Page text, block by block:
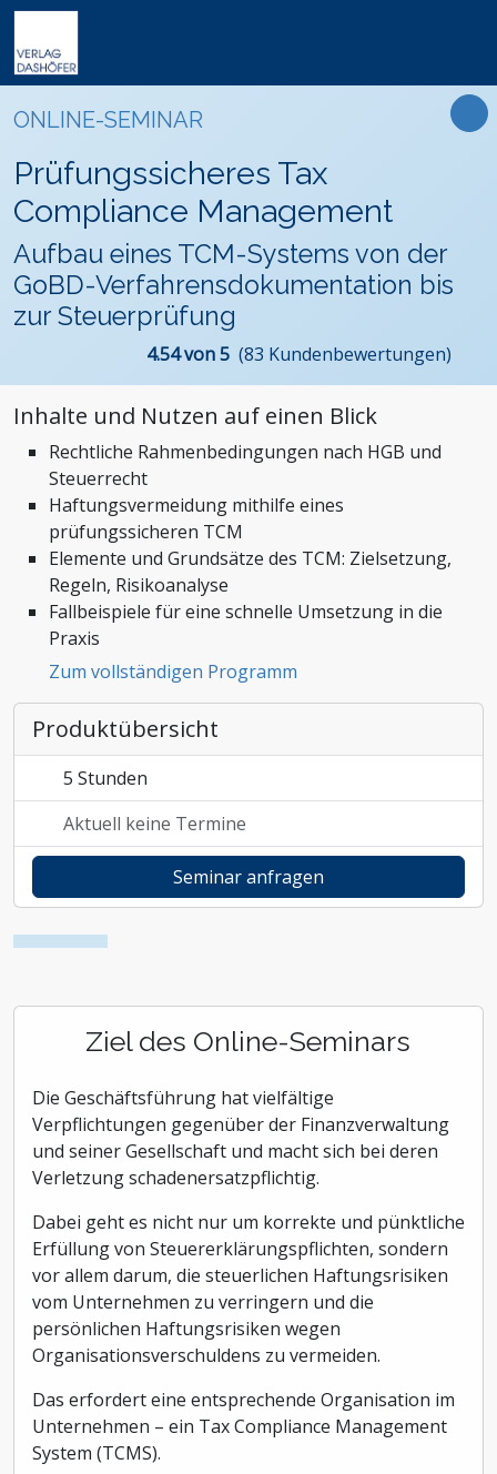
Online-Seminare
VideoCampus
Seminare
Tagungen
Inhouse
Fachbücher
Software
Wissensdatenbanken
Formulare
Arbeitsrecht
Bauwesen und Architektur
Betriebsrat und Arbeitnehmervertretung
Einkauf
Digitalisierung
Immobilien und Grundbesitz
Management und Unternehmensführung
Nachhaltigkeit
Personalmanagement und Entgeltabrechnung
Steuern, Finanzen und Controlling
Stiftungen und Non-Profit Organisationen
Zoll und Außenhandel
Newsletter
FAQ
Der Verlag
Das Team
Kontaktformular
Unsere Profis
Karriere
Online-Weiterbildung
Präsenz-Weiterbildung
Produkte
Themen
Dashöfer
ONLINE-SEMINAR
Prüfungssicheres Tax
Compliance Management
Aufbau eines TCM-Systems von der
GoBD-Verfahrensdokumentation bis
zur Steuerprüfung
4.54 von 5 (83 Kundenbewertungen)
Inhalte und Nutzen auf einen Blick
Rechtliche Rahmenbedingungen nach HGB und
Steuerrecht
Haftungsvermeidung mithilfe eines
prüfungssicheren TCM
Elemente und Grundsätze des TCM: Zielsetzung,
Regeln, Risikoanalyse
Fallbeispiele für eine schnelle Umsetzung in die
Praxis
Zum vollständigen Programm
Produktübersicht
5 Stunden
Aktuell keine Termine
Seminar anfragen
Ziel des Online-Seminars
Die Geschäftsführung hat vielfältige
Verpflichtungen gegenüber der Finanzverwaltung
und seiner Gesellschaft und macht sich bei deren
Verletzung schadenersatzpflichtig.
Dabei geht es nicht nur um korrekte und pünktliche
Erfüllung von Steuererklärungspflichten, sondern
vor allem darum, die steuerlichen Haftungsrisiken
vom Unternehmen zu verringern und die
persönlichen Haftungsrisiken wegen
Organisationsverschuldens zu vermeiden.
Das erfordert eine entsprechende Organisation im
Unternehmen – ein Tax Compliance Management
System (TCMS).